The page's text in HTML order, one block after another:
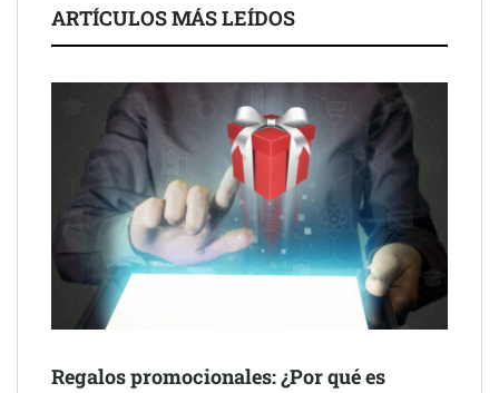
Schaeffler mejora su rentabilidad en el primer semestre de 2026
NOVA: innovación y diseño que transforman espacios de la
mano de Tormo Franquicias
ARTÍCULOS MÁS LEÍDOS
Regalos promocionales: ¿Por qué es